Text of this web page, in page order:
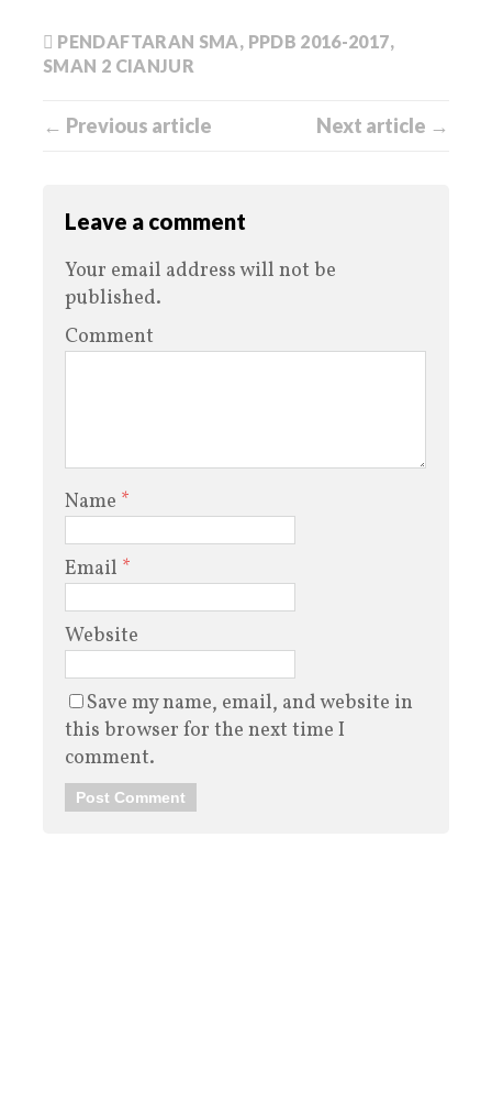
PENDAFTARAN SMA, PPDB 2016-2017,
SMAN 2 CIANJUR
← Previous article Next article →
Leave a comment
Your email address will not be
published.
Comment
Name *
Email *
Website
Save my name, email, and website in
this browser for the next time I
comment.